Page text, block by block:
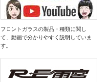
フロントガラスの製品・種類に関し
て、動画で分かりやすく説明していま
す。